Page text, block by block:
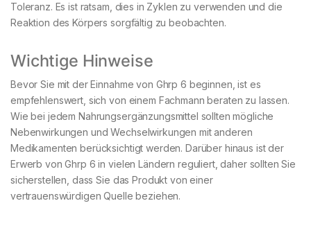
Toleranz. Es ist ratsam, dies in Zyklen zu verwenden und die
Reaktion des Körpers sorgfältig zu beobachten.
Wichtige Hinweise
Bevor Sie mit der Einnahme von Ghrp 6 beginnen, ist es
empfehlenswert, sich von einem Fachmann beraten zu lassen.
Wie bei jedem Nahrungsergänzungsmittel sollten mögliche
Nebenwirkungen und Wechselwirkungen mit anderen
Medikamenten berücksichtigt werden. Darüber hinaus ist der
Erwerb von Ghrp 6 in vielen Ländern reguliert, daher sollten Sie
sicherstellen, dass Sie das Produkt von einer
vertrauenswürdigen Quelle beziehen.